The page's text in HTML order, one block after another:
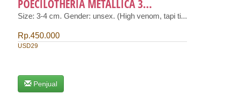
POECILOTHERIA METALLICA 3...
Size: 3-4 cm. Gender: unsex. (High venom, tapi ti...
Rp.450.000
USD29
Penjual